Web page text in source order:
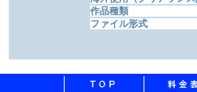
作品種類
ファイル形式